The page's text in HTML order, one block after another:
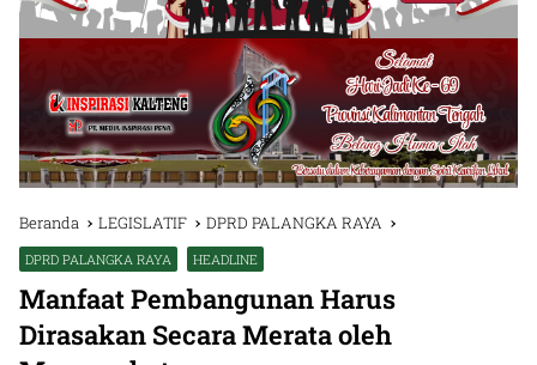
Beranda LEGISLATIF DPRD PALANGKA RAYA
DPRD PALANGKA RAYA HEADLINE
Manfaat Pembangunan Harus
Dirasakan Secara Merata oleh